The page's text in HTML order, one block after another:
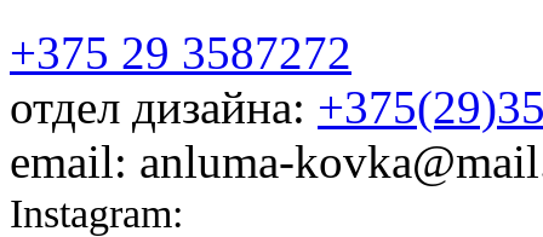
+375 29 3587272
отдел дизайна:
email: anluma-
Instagram: